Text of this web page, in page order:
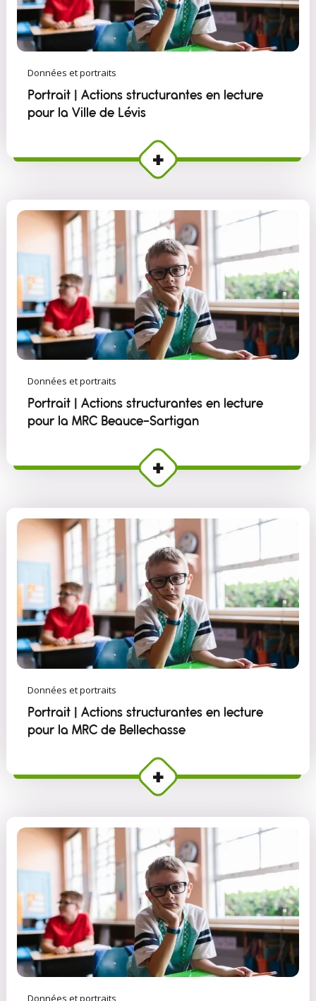
Données et portraits
Portrait | Actions structurantes en lecture
pour la Ville de Lévis
Données et portraits
Portrait | Actions structurantes en lecture
pour la MRC Beauce-Sartigan
Données et portraits
Portrait | Actions structurantes en lecture
pour la MRC de Bellechasse
Données et portraits